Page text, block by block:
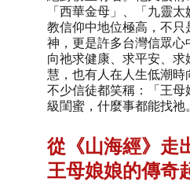
「 西華金母 」 「 九靈太
教信仰中地位極高，不只
神，更是許多台灣信眾心
向祂求健康、求平安、求
慧，也有人在人生低潮時
不少信徒都笑稱：「王母
級閨蜜，什麼事都能找祂
從《山海經》走
王母娘娘的傳奇